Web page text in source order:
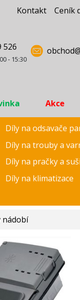
Kontakt Ceník
526
- 15:30
Akce
Díly na odsavače
Díly na trouby a
Díly na pračky a
Díly na klimatizace
nádobí